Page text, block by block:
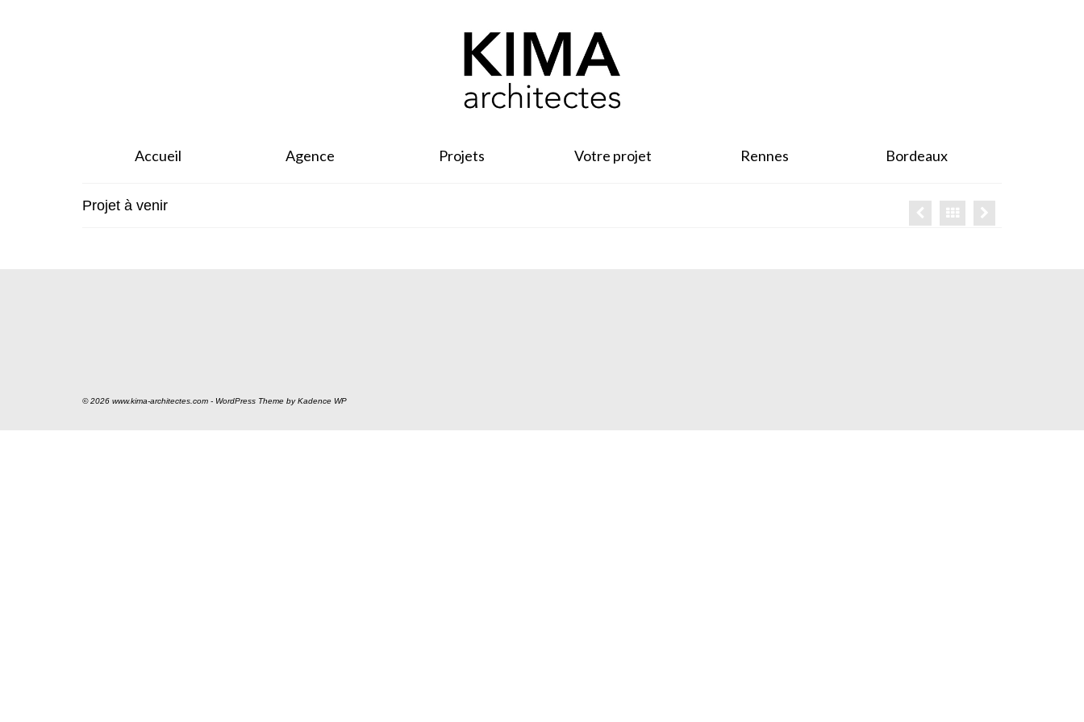
Accueil Agence Projets Votre projet Rennes Bordeaux
Projet à venir
© 2026 www.kima-architectes.com - WordPress Theme byKadence WP